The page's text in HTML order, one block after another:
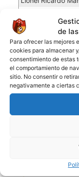
de
Para ofrecer las mejores
cookies para almacenar
consentimiento de estas
el comportamiento de
sitio. No consentir o
negativamente a ciertas
Freddy Santos
Willy Santos
ÚLTIMOS
Boca MDB